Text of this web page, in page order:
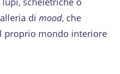
di mood, che
proprio mondo interiore